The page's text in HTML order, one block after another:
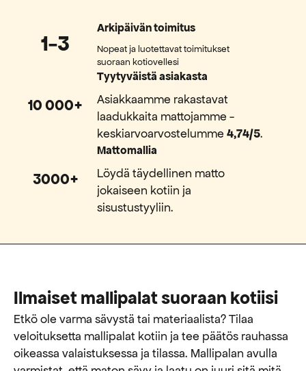
1-3
Arkipäivän toimitus
Nopeat ja luotettavat toimitukset
suoraan kotiovellesi
10 000+
Tyytyväistä asiakasta
Asiakkaamme rakastavat
laadukkaita mattojamme -
keskiarvoarvostelumme4,74/5.
3000+
Mattomallia
Löydä täydellinen matto
jokaiseen kotiin ja
sisustustyyliin.
Ilmaiset mallipalat suoraan kotiisi
Etkö ole varma sävystä tai materiaalista? Tilaa
veloituksetta mallipalat kotiin ja tee päätös rauhassa
oikeassa valaistuksessa ja tilassa. Mallipalan avulla